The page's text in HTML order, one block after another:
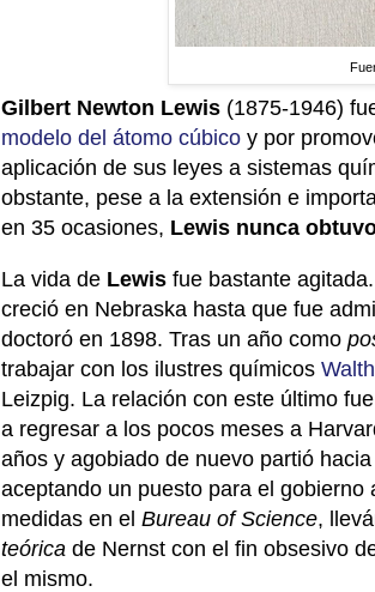
Gilbert Newton Lewis (1875-1946)
modelo del átomo cúbico y por
aplicación de sus leyes a sistemas
obstante, pese a la extensión e
en 35 ocasiones, Lewis nunca
La vida de Lewis fue bastante
creció en Nebraska hasta que fue
doctoró en 1898. Tras un año como
trabajar con los ilustres químicos
Leizpig. La relación con este último
a regresar a los pocos meses a
años y agobiado de nuevo partió
aceptando un puesto para el
medidas en el Bureau of Science,
teórica de Nernst con el fin obsesivo
el mismo.